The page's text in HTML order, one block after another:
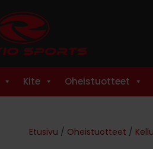
Kite Oheistuotteet
Etusivu / Oheistuotteet /